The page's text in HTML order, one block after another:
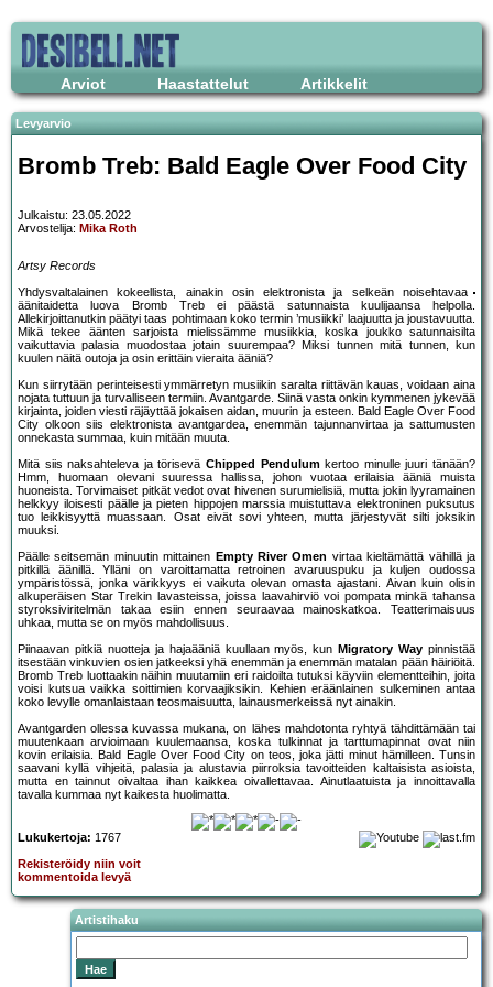
Arviot Haastattelut Artikkelit
Levyarvio
Bromb Treb: Bald Eagle Over Food City
Julkaistu: 23.05.2022
Arvostelija: Mika Roth
Artsy Records
Yhdysvaltalainen kokeellista, ainakin osin elektronista ja selkeän noisehtavaa
äänitaidetta luova Bromb Treb ei päästä satunnaista kuulijaansa helpolla.
Allekirjoittanutkin päätyi taas pohtimaan koko termin ’musiikki’ laajuutta ja joustavuutta.
Mikä tekee äänten sarjoista mielissämme musiikkia, koska joukko satunnaisilta
vaikuttavia palasia muodostaa jotain suurempaa? Miksi tunnen mitä tunnen, kun
kuulen näitä outoja ja osin erittäin vieraita ääniä?
Kun siirrytään perinteisesti ymmärretyn musiikin saralta riittävän kauas, voidaan aina
nojata tuttuun ja turvalliseen termiin. Avantgarde. Siinä vasta onkin kymmenen jykevää
kirjainta, joiden viesti räjäyttää jokaisen aidan, muurin ja esteen. Bald Eagle Over Food
City olkoon siis elektronista avantgardea, enemmän tajunnanvirtaa ja sattumusten
onnekasta summaa, kuin mitään muuta.
Mitä siis naksahteleva ja törisevä Chipped Pendulumkertoo minulle juuri tänään?
Hmm, huomaan olevani suuressa hallissa, johon vuotaa erilaisia ääniä muista
huoneista. Torvimaiset pitkät vedot ovat hivenen surumielisiä, mutta jokin lyyramainen
helkkyy iloisesti päälle ja pieten hippojen marssia muistuttava elektroninen puksutus
tuo leikkisyyttä muassaan. Osat eivät sovi yhteen, mutta järjestyvät silti joksikin
muuksi.
Päälle seitsemän minuutin mittainen Empty River Omen virtaa kieltämättä vähillä ja
pitkillä äänillä. Ylläni on varoittamatta retroinen avaruuspuku ja kuljen oudossa
ympäristössä, jonka värikkyys ei vaikuta olevan omasta ajastani. Aivan kuin olisin
alkuperäisen Star Trekin lavasteissa, joissa laavahirviö voi pompata minkä tahansa
styroksiviritelmän takaa esiin ennen seuraavaa mainoskatkoa. Teatterimaisuus
uhkaa, mutta se on myös mahdollisuus.
Piinaavan pitkiä nuotteja ja hajaääniä kuullaan myös, kun Migratory Way pinnistää
itsestään vinkuvien osien jatkeeksi yhä enemmän ja enemmän matalan pään häiriöitä.
Bromb Treb luottaakin näihin muutamiin eri raidoilta tutuksi käyviin elementteihin, joita
voisi kutsua vaikka soittimien korvaajiksikin. Kehien eräänlainen sulkeminen antaa
koko levylle omanlaistaan teosmaisuutta, lainausmerkeissä nyt ainakin.
Avantgarden ollessa kuvassa mukana, on lähes mahdotonta ryhtyä tähdittämään tai
muutenkaan arvioimaan kuulemaansa, koska tulkinnat ja tarttumapinnat ovat niin
kovin erilaisia. Bald Eagle Over Food City on teos, joka jätti minut hämilleen. Tunsin
saavani kyllä vihjeitä, palasia ja alustavia piirroksia tavoitteiden kaltaisista asioista,
mutta en tainnut oivaltaa ihan kaikkea oivallettavaa. Ainutlaatuista ja innoittavalla
tavalla kummaa nyt kaikesta huolimatta.
Lukukertoja: 1767
Rekisteröidy niin voit
kommentoida levyä
Artistihaku